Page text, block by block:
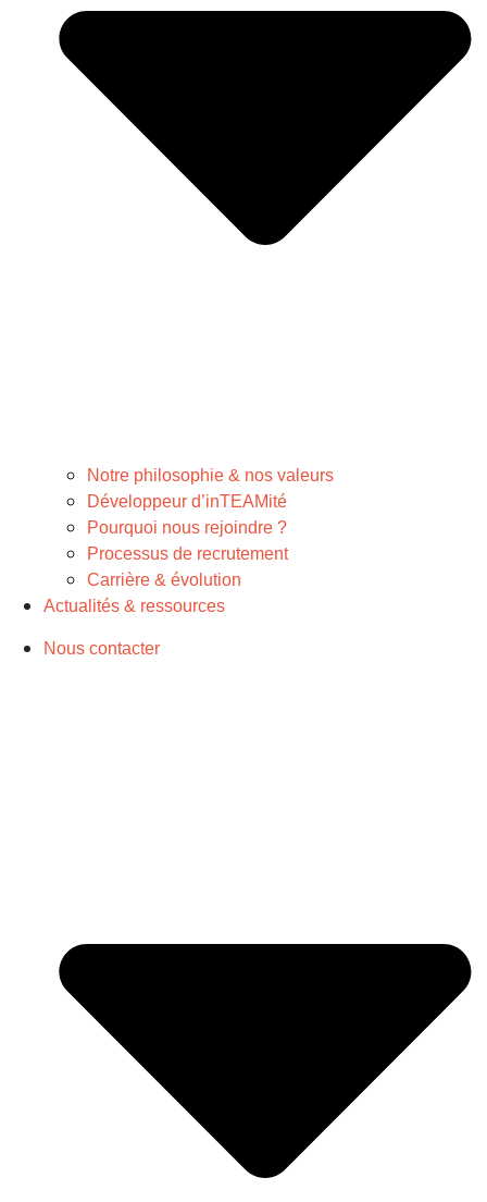
Notre philosophie & nos valeurs
Développeur d’inTEAMité
Pourquoi nous rejoindre ?
Processus de recrutement
Carrière & évolution
Actualités & ressources
Nous contacter